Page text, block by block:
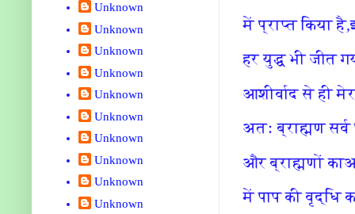
में प्राप्त किया
हर युद्ध भी जीत
आशीर्वाद से ही
अतः ब्राह्मण
और ब्राह्मणों
में पाप की वृद्धि
Unknown
Unknown
Unknown
Unknown
Unknown
Unknown
Unknown
Unknown
Unknown
Unknown